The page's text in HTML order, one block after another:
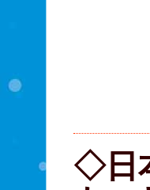
◇日